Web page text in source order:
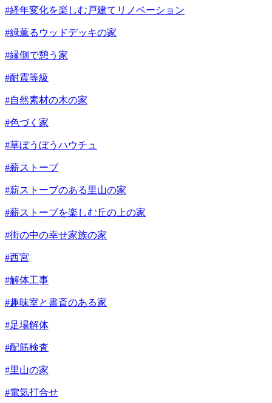
#経年変化を楽しむ戸建てリノベーション
#緑薫るウッドデッキの家
#縁側で憩う家
#耐震等級
#自然素材の木の家
#色づく家
#草ぼうぼうハウチュ
#薪ストーブ
#薪ストーブのある里山の家
#薪ストーブを楽しむ丘の上の家
#街の中の幸せ家族の家
#西宮
#解体工事
#趣味室と書斎のある家
#足場解体
#配筋検査
#里山の家
#電気打合せ